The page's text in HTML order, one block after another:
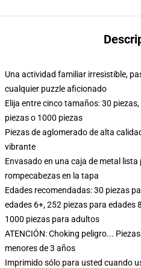
Una actividad familiar irresistible,
cualquier puzzle aficionado
Elija entre cinco tamaños: 30
piezas o 1000 piezas
Piezas de aglomerado de alta
vibrante
Envasado en una caja de metal
rompecabezas en la tapa
Edades recomendadas: 30 piezas
edades 6+, 252 piezas para edades
1000 piezas para adultos
ATENCIÓN: Choking peligro...
menores de 3 años
Imprimido sólo para usted cuando